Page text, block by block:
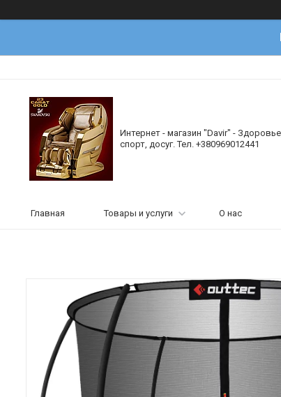
Интернет - магазин "Davir" -
спорт, досуг. Тел. +380969012441
Главная Товары и услуги О нас